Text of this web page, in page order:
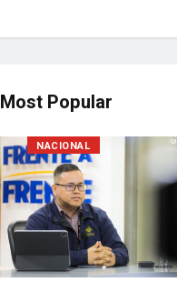
Most Popular
NACIONAL